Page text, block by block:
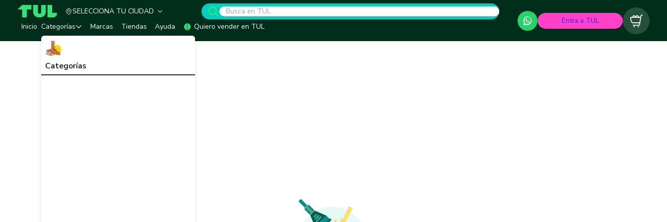
TUL - Tu Marketplace de Construcción
SELECCIONA TU CIUDAD
Inicio Categorías
Categorías
Marcas Tiendas Ayuda Quiero vender en TUL
Entra a TUL Carrito